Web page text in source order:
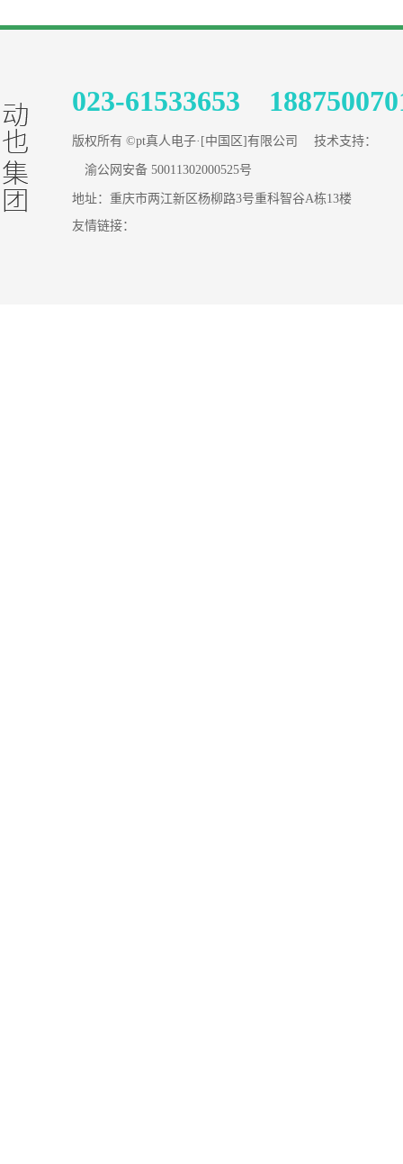
023-61533653
版权所有 ©pt真人电子·[中国区]有限公司 技术支持：
渝公网安备 50011302000525号
地址：重庆市两江新区杨柳路3号重科智谷A栋13楼
友情链接：